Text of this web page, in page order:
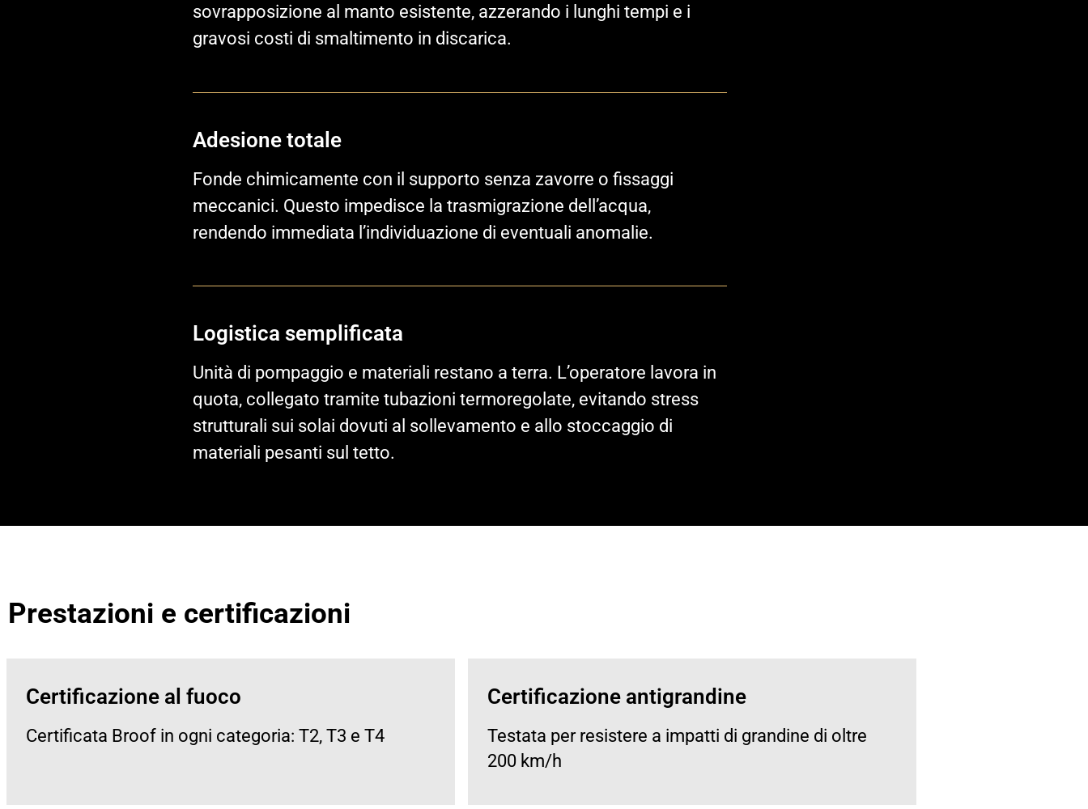
sovrapposizione al manto esistente, azzerando i lunghi tempi e i
gravosi costi di smaltimento in discarica.
Adesione totale
Fonde chimicamente con il supporto senza zavorre o fissaggi
meccanici. Questo impedisce la trasmigrazione dell’acqua,
rendendo immediata l’individuazione di eventuali anomalie.
Logistica semplificata
Unità di pompaggio e materiali restano a terra. L’operatore lavora in
quota, collegato tramite tubazioni termoregolate, evitando stress
strutturali sui solai dovuti al sollevamento e allo stoccaggio di
materiali pesanti sul tetto.
Prestazioni e certificazioni
Certificazione al fuoco
Certificata Broof in ogni categoria: T2, T3 e T4
Certificazione antigrandine
Testata per resistere a impatti di grandine di oltre
200 km/h